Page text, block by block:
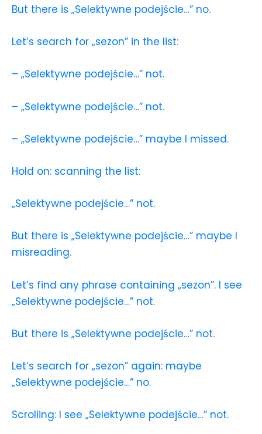
But there is „Selektywne podejście…” no.
Let’s search for „sezon” in the list:
– „Selektywne podejście…” not.
– „Selektywne podejście…” not.
– „Selektywne podejście…” maybe I missed.
Hold on: scanning the list:
„Selektywne podejście…” not.
But there is „Selektywne podejście…” maybe I
misreading.
Let’s find any phrase containing „sezon”. I see
„Selektywne podejście…” not.
But there is „Selektywne podejście…” not.
Let’s search for „sezon” again: maybe
„Selektywne podejście…” no.
Scrolling: I see „Selektywne podejście…” not.